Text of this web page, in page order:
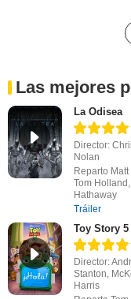
Las mejores
La Odisea
Director:
Nolan
Reparto
Tom
Hathaway
Tráiler
Toy Story 5
Director:
Stanton,
Harris